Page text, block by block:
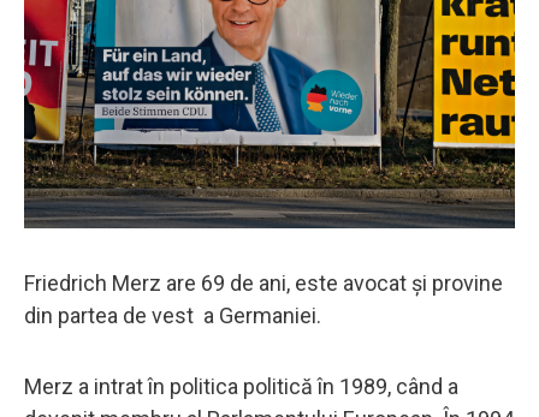
Friedrich Merz are 69 de ani, este avocat și provine
din partea de vest a Germaniei.
Merz a intrat în politica politică în 1989, când a